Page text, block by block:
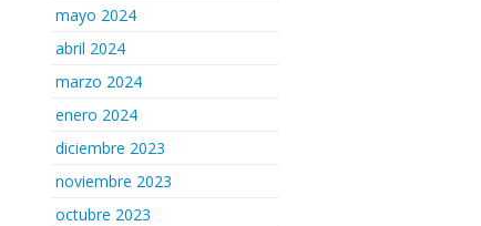
mayo 2024
abril 2024
marzo 2024
enero 2024
diciembre 2023
noviembre 2023
octubre 2023